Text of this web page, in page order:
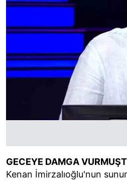
GECEYE DAMGA
Kenan İmirzalıoğlu'nun